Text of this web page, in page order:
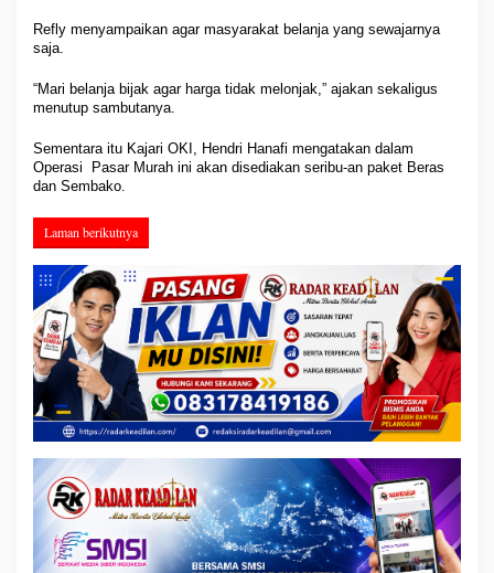
Refly menyampaikan agar masyarakat belanja yang sewajarnya
saja.
“Mari belanja bijak agar harga tidak melonjak,” ajakan sekaligus
menutup sambutanya.
Sementara itu Kajari OKI, Hendri Hanafi mengatakan dalam
Operasi Pasar Murah ini akan disediakan seribu-an paket Beras
dan Sembako.
Laman berikutnya